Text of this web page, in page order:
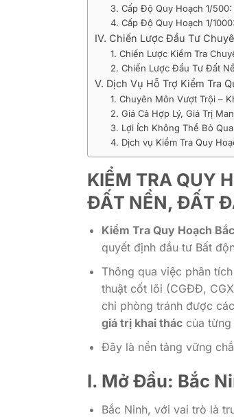
3. Cấp Độ Quy Hoạch 1/
4. Cấp Độ Quy Hoạch 1/
IV. Chiến Lược Đầu Tư
1. Chiến Lược Kiểm Tra
2. Chiến Lược Đầu Tư Đất
V. Dịch Vụ Hỗ Trợ Kiểm Tra
1. Chuyên Môn Vượt Trội –
2. Giá Cả Hợp Lý, Giá Trị
3. Lợi Ích Không Thể Bỏ
4. Dịch vụ Kiểm Tra Quy
KIỂM TRA QUY
ĐẤT NỀN, ĐẤT
Kiểm Tra Quy Hoạch
quyết định đầu tư Bất
Thông qua việc phân
thuật cốt lõi (CGĐĐ,
chỉ phòng tránh được
giá trị khai tháccủa từng
Đây là nền tảng vững
I. Mở Đầu: Bắc
Bắc Ninh, với vai trò là